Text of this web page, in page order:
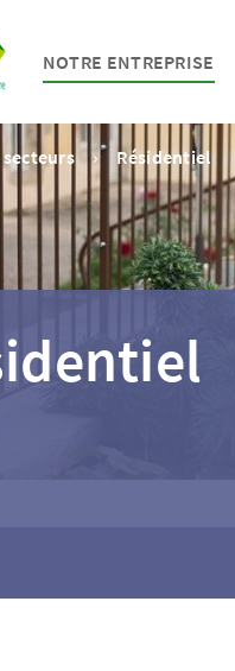
NOTRE ENTREPRISE
secteurs Résidentiel